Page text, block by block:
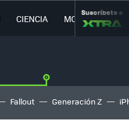
CIENCIA MOVILIDAD
Suscríbete a
Fallout Generación Z